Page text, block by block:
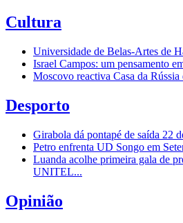
Cultura
Universidade de Belas-Artes de
Israel Campos: um pensamento
Moscovo reactiva Casa da Rússia
Desporto
Girabola dá pontapé de saída 22
Petro enfrenta UD Songo em
Luanda acolhe primeira gala de
UNITEL...
Opinião